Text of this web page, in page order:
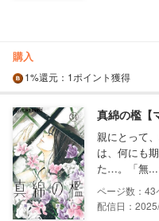
購入
1%還元 ：1ポイント獲得
真綿の檻【
親にとって
は、何にも
た…。「無...
43
配信日：